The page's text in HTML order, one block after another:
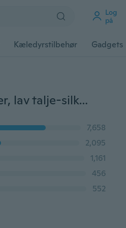
Log
på
Kæledyrstilbehør Gadgets
Nyt 5stk / parti, undertøjet, blonder, fejder, trusser, lav talje-silke, søde små trusser, sexet undertøj, shorts
7,658
2,095
1,161
456
552